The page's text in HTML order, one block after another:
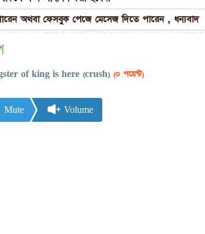
অথবা ফেসবুক পেজে মেসেজ দিতে পারেন , ধন্যবাদ
of king is here (crush) (০ পয়েন্ট)
Mute Volume